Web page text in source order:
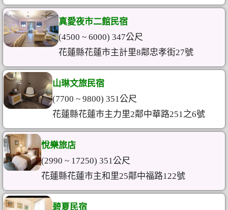
真愛夜市二館民宿
(4500 ~ 6000) 347公尺
花蓮縣花蓮市主計里8鄰忠孝街27號
山琳文旅民宿
(7700 ~ 9800) 351公尺
花蓮縣花蓮市主力里2鄰中華路251之6號
悅樂旅店
(2990 ~ 17250) 351公尺
花蓮縣花蓮市主和里25鄰中福路122號
碧夏民宿